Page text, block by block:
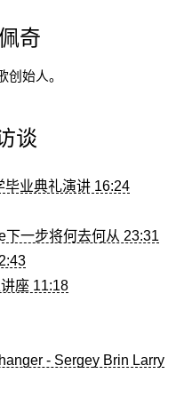
奇
创始人。
谈
毕业典礼演讲 16:24
一步将何去何从 23:31
座 11:18
- Sergey Brin Larry